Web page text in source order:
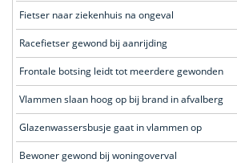
Fietser naar ziekenhuis na ongeval
Racefietser gewond bij aanrijding
Frontale botsing leidt tot meerdere gewonden
Vlammen slaan hoog op bij brand in afvalberg
Glazenwassersbusje gaat in vlammen op
Bewoner gewond bij woningoverval